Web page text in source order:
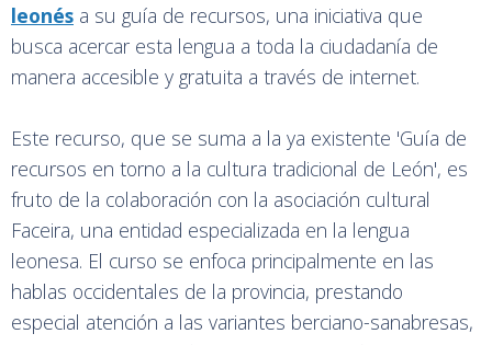
leonés a su guía de recursos, una iniciativa que
busca acercar esta lengua a toda la ciudadanía de
manera accesible y gratuita a través de internet.
Este recurso, que se suma a la ya existente 'Guía de
recursos en torno a la cultura tradicional de León', es
fruto de la colaboración con la asociación cultural
Faceira, una entidad especializada en la lengua
leonesa. El curso se enfoca principalmente en las
hablas occidentales de la provincia, prestando
especial atención a las variantes berciano-sanabresas,